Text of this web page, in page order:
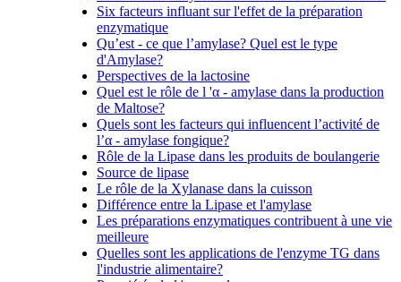
Six facteurs influant sur l'effet de la préparation
enzymatique
Qu’est - ce que l’amylase? Quel est le type
d'Amylase?
Perspectives de la lactosine
Quel est le rôle de l 'α - amylase dans la production
de Maltose?
Quels sont les facteurs qui influencent l’activité de
l’α - amylase fongique?
Rôle de la Lipase dans les produits de boulangerie
Source de lipase
Le rôle de la Xylanase dans la cuisson
Différence entre la Lipase et l'amylase
Les préparations enzymatiques contribuent à une vie
meilleure
Quelles sont les applications de l'enzyme TG dans
l'industrie alimentaire?